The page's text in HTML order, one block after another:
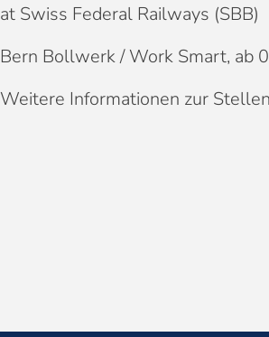
at Swiss Federal Railways (SBB)
Bern Bollwerk / Work Smart, ab
Weitere Informationen zur